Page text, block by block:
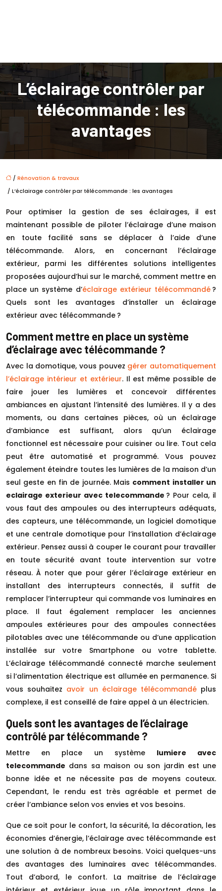
L’éclairage contrôler par
télécommande : les
avantages
/ Rénovation & travaux
/ L’éclairage contrôler par télécommande : les avantages
Pour optimiser la gestion de ses éclairages, il est
maintenant possible de piloter l’éclairage d’une maison
en toute facilité sans se déplacer à l’aide d’une
télécommande. Alors, en concernant l’éclairage
extérieur, parmi les différentes solutions intelligentes
proposées aujourd’hui sur le marché, comment mettre en
place un système d’éclairage extérieur télécommandé ?
Quels sont les avantages d’installer un éclairage
extérieur avec télécommande ?
Comment mettre en place un système
d’éclairage avec télécommande ?
Avec la domotique, vous pouvez gérer automatiquement
l’éclairage intérieur et extérieur. Il est même possible de
faire jouer les lumières et concevoir différentes
ambiances en ajustant l’intensité des lumières. Il y a des
moments, ou dans certaines pièces, où un éclairage
d’ambiance est suffisant, alors qu’un éclairage
fonctionnel est nécessaire pour cuisiner ou lire. Tout cela
peut être automatisé et programmé. Vous pouvez
également éteindre toutes les lumières de la maison d’un
seul geste en fin de journée. Mais comment installer un
eclairage exterieur avec telecommande ? Pour cela, il
vous faut des ampoules ou des interrupteurs adéquats,
des capteurs, une télécommande, un logiciel domotique
et une centrale domotique pour l’installation d’éclairage
extérieur. Pensez aussi à couper le courant pour travailler
en toute sécurité avant toute intervention sur votre
réseau. À noter que pour gérer l’éclairage extérieur en
installant des interrupteurs connectés, il suffit de
remplacer l’interrupteur qui commande vos luminaires en
place. Il faut également remplacer les anciennes
ampoules extérieures pour des ampoules connectées
pilotables avec une télécommande ou d’une application
installée sur votre Smartphone ou votre tablette.
L’éclairage télécommandé connecté marche seulement
si l’alimentation électrique est allumée en permanence. Si
vous souhaitez avoir un éclairage télécommandéplus
complexe, il est conseillé de faire appel à un électricien.
Quels sont les avantages de l’éclairage
contrôlé par télécommande ?
Mettre en place un système lumiere avec
telecommande dans sa maison ou son jardin est une
bonne idée et ne nécessite pas de moyens couteux.
Cependant, le rendu est très agréable et permet de
créer l’ambiance selon vos envies et vos besoins.
Que ce soit pour le confort, la sécurité, la décoration, les
économies d’énergie, l’éclairage avec télécommande est
une solution à de nombreux besoins. Voici quelques-uns
des avantages des luminaires avec télécommandes.
Tout d’abord, le confort. La maitrise de l’éclairage